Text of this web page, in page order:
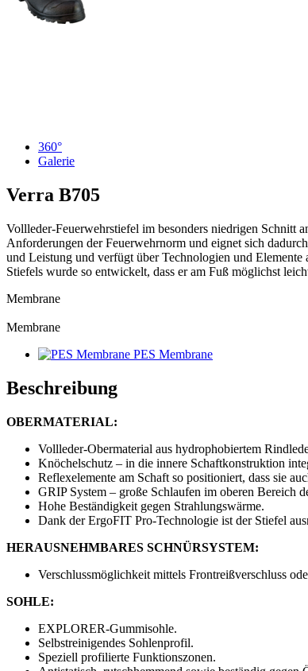
360°
Galerie
Verra B705
Vollleder-Feuerwehrstiefel im besonders niedrigen Schnitt
Anforderungen der Feuerwehrnorm und eignet sich
und Leistung und verfügt über Technologien und
Stiefels wurde so entwickelt, dass er am Fuß möglichst
Membrane
Membrane
PES Membrane
Beschreibung
OBERMATERIAL:
Vollleder-Obermaterial aus hydrophobiertem
Knöchelschutz – in die innere Schaftkonstruktion
Reflexelemente am Schaft so positioniert, dass sie
GRIP System – große Schlaufen im oberen Bereich
Hohe Beständigkeit gegen Strahlungswärme.
Dank der ErgoFIT Pro-Technologie ist der Stiefel
HERAUSNEHMBARES SCHNÜRSYSTEM:
Verschlussmöglichkeit mittels Frontreißverschluss
SOHLE:
EXPLORER-Gummisohle.
Selbstreinigendes Sohlenprofil.
Speziell profilierte Funktionszonen.